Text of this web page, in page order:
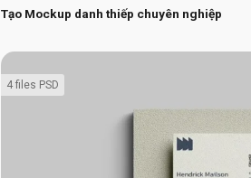
Tạo Mockup danh thiếp chuyên nghiệp
4 files PSD